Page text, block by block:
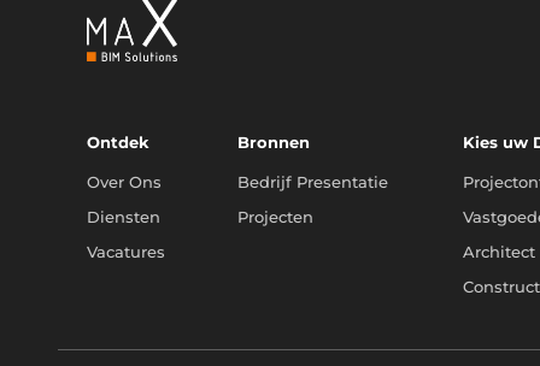
Ontdek
Over Ons
Diensten
Vacatures
Bronnen
Bedrijf Presentatie
Projecten
Kies uw
Architect